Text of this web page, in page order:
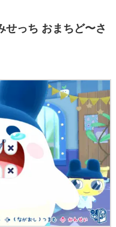
せっち おまちど〜さ